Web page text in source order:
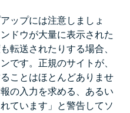
ップには注意しましょ
ドウが大量に表示された
転送されたりする場合、
です。正規のサイトが、
ことはほとんどありませ
の入力を求める、あるい
ています」と警告してソ